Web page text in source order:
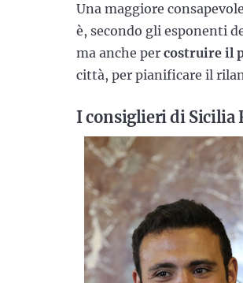
Una maggiore
è, secondo gli esponenti
ma anche per costruire il
città, per pianificare il
I consiglieri di Sicilia